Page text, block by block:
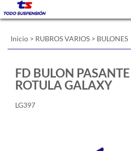
Inicio > RUBROS VARIOS > BULONES
FD BULON
ROTULA GALAXY
LG397